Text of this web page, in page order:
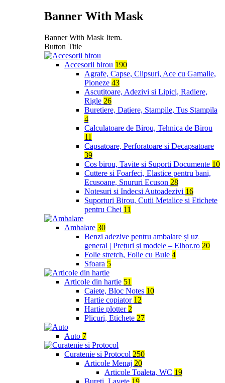
Banner With Mask
Banner With Mask Item.
Button Title
Accesorii birou 190
Agrafe, Capse, Clipsuri, Ace cu Gamalie,
Pioneze 43
Ascutitoare, Adezivi si Lipici, Radiere,
Rigle 26
Buretiere, Datiere, Stampile, Tus Stampila
4
Calculatoare de Birou, Tehnica de Birou
11
Capsatoare, Perforatoare si Decapsatoare
39
Cos birou, Tavite si Suporti Documente 10
Cuttere si Foarfeci, Elastice pentru bani,
Ecusoane, Snururi Ecuson 28
Notesuri si Indecsi Autoadezivi 16
Suporturi Birou, Cutii Metalice si Etichete
pentru Chei 11
Ambalare 30
Benzi adezive pentru ambalare și uz
general | Prețuri și modele – Elhor.ro 20
Folie stretch, Folie cu Bule 4
Sfoara 5
Articole din hartie 51
Caiete, Bloc Notes 10
Hartie copiator 12
Hartie plotter 2
Plicuri, Etichete 27
Auto 7
Curatenie si Protocol 250
Articole Menaj 20
Articole Toaleta, WC 19